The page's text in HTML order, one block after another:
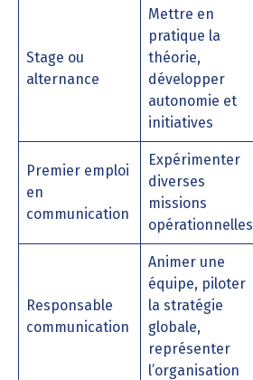
Stage ou
alternance
Mettre en
pratique la
théorie,
développer
autonomie et
initiatives
Premier emploi
en
communication
Expérimenter
diverses
missions
opérationnelles
Responsable
communication
Animer une
équipe, piloter
la stratégie
globale,
représenter
l’organisation